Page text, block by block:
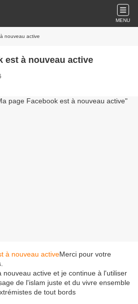
MENU
nouveau active
est à nouveau active
Merci pour votre
nouveau active et je continue à l'utiliser
de l'islam juste et du vivre ensemble
de tout bords